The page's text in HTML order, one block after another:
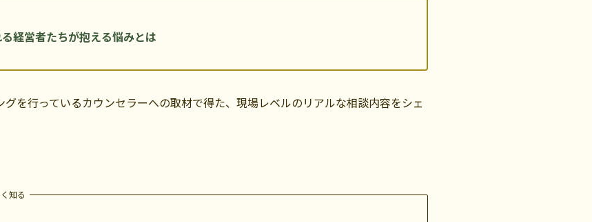
経営者たちが抱える悩みとは
を行っているカウンセラーへの取材で得た、現場レベルのリアルな相談内容をシェ
知る